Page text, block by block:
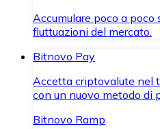
Accumulare poco a
fluttuazioni del mercato.
Bitnovo Pay
Accetta criptovalute nel
con un nuovo metodo di
Bitnovo Ramp